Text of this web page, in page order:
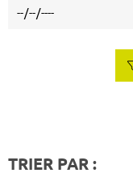
TRIER PAR :